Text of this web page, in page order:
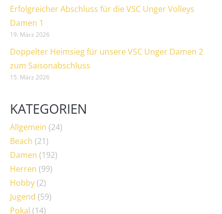
Erfolgreicher Abschluss für die VSC Unger Volleys
Damen 1
19. März 2026
Doppelter Heimsieg für unsere VSC Unger Damen 2
zum Saisonabschluss
15. März 2026
KATEGORIEN
Allgemein (24)
Beach (21)
Damen (192)
Herren (99)
Hobby (2)
Jugend (59)
Pokal (14)